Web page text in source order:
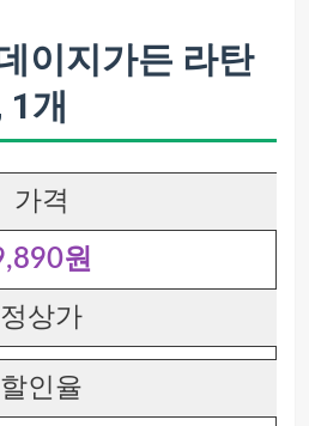
이지가든 라탄
개
가격
원
정상가
할인율